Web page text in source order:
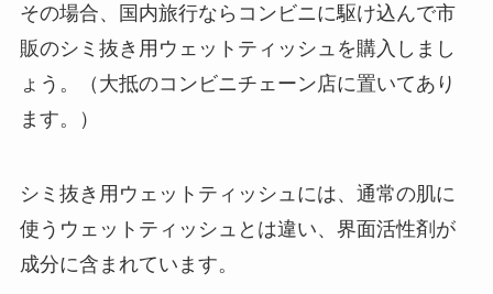
その場合、国内旅行ならコンビニに駆け込んで市
販のシミ抜き用ウェットティッシュを購入しまし
ょう。（大抵のコンビニチェーン店に置いてあり
ます。）
シミ抜き用ウェットティッシュには、通常の肌に
使うウェットティッシュとは違い、界面活性剤が
成分に含まれています。